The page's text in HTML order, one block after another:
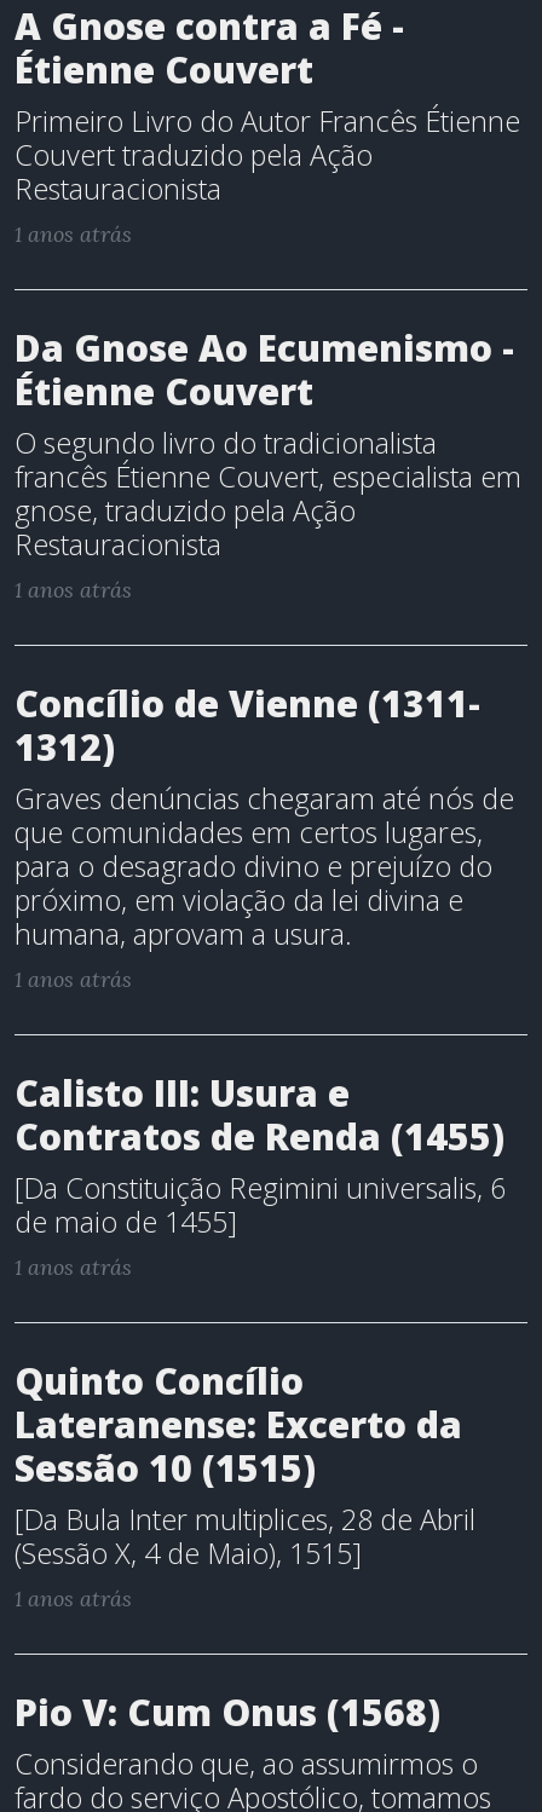
A Gnose contra a Fé -
Étienne Couvert
Primeiro Livro do Autor Francês Étienne
Couvert traduzido pela Ação
Restauracionista
1 anos atrás
Da Gnose Ao Ecumenismo -
Étienne Couvert
O segundo livro do tradicionalista
francês Étienne Couvert, especialista em
gnose, traduzido pela Ação
Restauracionista
1 anos atrás
Concílio de Vienne (1311-
1312)
Graves denúncias chegaram até nós de
que comunidades em certos lugares,
para o desagrado divino e prejuízo do
próximo, em violação da lei divina e
humana, aprovam a usura.
1 anos atrás
Calisto III: Usura e
Contratos de Renda (1455)
[Da Constituição Regimini universalis, 6
de maio de 1455]
1 anos atrás
Quinto Concílio
Lateranense: Excerto da
Sessão 10 (1515)
[Da Bula Inter multiplices, 28 de Abril
(Sessão X, 4 de Maio), 1515]
1 anos atrás
Pio V: Cum Onus (1568)
Considerando que, ao assumirmos o
fardo do serviço Apostólico, tomamos